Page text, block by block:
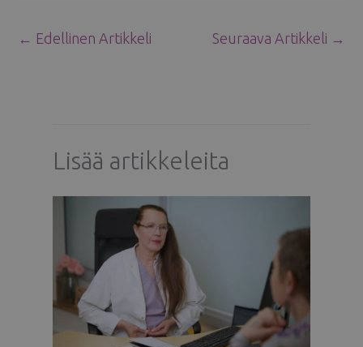
← Edellinen Artikkeli Seuraava Artikkeli →
Lisää artikkeleita